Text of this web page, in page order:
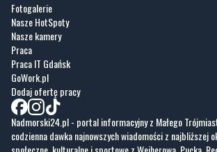
Fotogalerie
Nasze HotSpoty
Nasze kamery
Praca
Praca IT Gdańsk
GoWork.pl
Dodaj ofertę pracy
Nadmorski24.pl - portal informacyjny z Małego
codzienna dawka najnowszych wiadomości z najbliższej